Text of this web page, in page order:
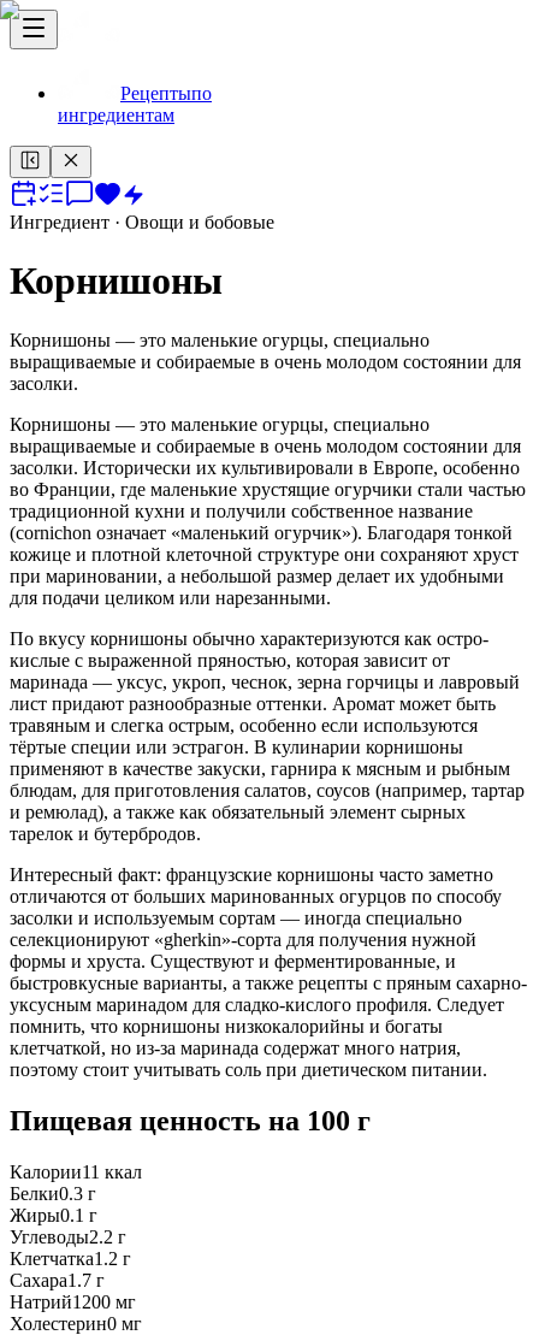
Рецептыпо
ингредиентам
Ингредиент · Овощи и бобовые
Корнишоны
Корнишоны — это маленькие огурцы, специально
выращиваемые и собираемые в очень молодом состоянии для
засолки.
Корнишоны — это маленькие огурцы, специально
выращиваемые и собираемые в очень молодом состоянии для
засолки. Исторически их культивировали в Европе, особенно
во Франции, где маленькие хрустящие огурчики стали частью
традиционной кухни и получили собственное название
(cornichon означает «маленький огурчик»). Благодаря тонкой
кожице и плотной клеточной структуре они сохраняют хруст
при мариновании, а небольшой размер делает их удобными
для подачи целиком или нарезанными.
По вкусу корнишоны обычно характеризуются как остро-
кислые с выраженной пряностью, которая зависит от
маринада — уксус, укроп, чеснок, зерна горчицы и лавровый
лист придают разнообразные оттенки. Аромат может быть
травяным и слегка острым, особенно если используются
тёртые специи или эстрагон. В кулинарии корнишоны
применяют в качестве закуски, гарнира к мясным и рыбным
блюдам, для приготовления салатов, соусов (например, тартар
и ремюлад), а также как обязательный элемент сырных
тарелок и бутербродов.
Интересный факт: французские корнишоны часто заметно
отличаются от больших маринованных огурцов по способу
засолки и используемым сортам — иногда специально
селекционируют «gherkin»-сорта для получения нужной
формы и хруста. Существуют и ферментированные, и
быстровкусные варианты, а также рецепты с пряным сахарно-
уксусным маринадом для сладко-кислого профиля. Следует
помнить, что корнишоны низкокалорийны и богаты
клетчаткой, но из-за маринада содержат много натрия,
поэтому стоит учитывать соль при диетическом питании.
Пищевая ценность на 100 г
Калории11 ккал
Белки0.3 г
Жиры0.1 г
Углеводы2.2 г
Клетчатка1.2 г
Сахара1.7 г
Натрий1200 мг
Холестерин0 мг